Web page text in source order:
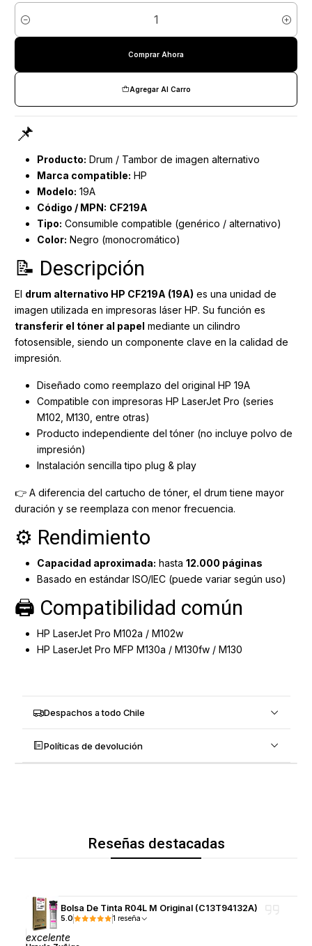
Cantidad
Agregar Al Carro
Comprar Ahora
📌
Producto: Drum / Tambor de imagen alternativo
Marca compatible: HP
Modelo: 19A
Código / MPN: CF219A
Tipo: Consumible compatible (genérico / alternativo)
Color: Negro (monocromático)
📝 Descripción
El drum alternativo HP CF219A (19A) es una unidad de
imagen utilizada en impresoras láser HP. Su función es
transferir el tóner al papel mediante un cilindro
fotosensible, siendo un componente clave en la calidad de
impresión.
Diseñado como reemplazo del original HP 19A
Compatible con impresoras HP LaserJet Pro (series
M102, M130, entre otras)
Producto independiente del tóner (no incluye polvo de
impresión)
Instalación sencilla tipo plug & play
👉 A diferencia del cartucho de tóner, el drum tiene mayor
duración y se reemplaza con menor frecuencia.
⚙️ Rendimiento
Capacidad aproximada: hasta 12.000 páginas
Basado en estándar ISO/IEC (puede variar según uso)
🖨️ Compatibilidad común
HP LaserJet Pro M102a / M102w
HP LaserJet Pro MFP M130a / M130fw / M130
Despachos a todo Chile
Políticas de devolución
Reseñas destacadas
Bolsa De Tinta R04L M Original (C13T94132A)
5.0 1 reseña
excelente